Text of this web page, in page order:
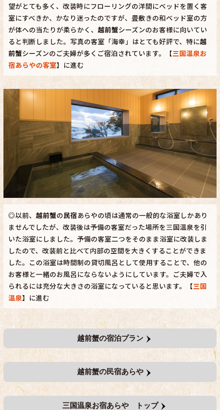
望がとても多く、改装時にフローリングの洋間にベッドを置く客
室にすべきか、かなり迷ったのですが、畳敷きの和ベッド室の方
が体への当たりが柔らかく、 越前蟹シーズンのお客様に向いてい
ると判断しました。写真の客室「海幸」はとても好評で、特に越
前蟹シーズンのご夫婦が多くご宿泊されています。【三国温泉お
宿あらやの客室】に進む
◎以前、 越前蟹の民宿あらやの頃は通常の一般的な浴室しかあり
ませんでしたが、改装後は予備の客室だった場所を三国温泉を引
いた浴室にしました。予備の客室二つをそのまま浴室に改装しま
したので、改装前と比べて内部の空間を大きくすることができま
した。この浴室は時間制の貸切風呂として使用することで、他の
お客様と一緒のお風呂にならないようにしています。ご夫婦で入
られるには充分な大きさの浴室になっていると思います。【三国
温泉】に進む
越前蟹の宿泊プラン
越前蟹の民宿あらや
三国温泉お宿あらや トップ